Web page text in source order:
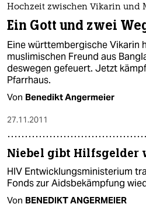
Hochzeit zwischen Vikarin und
Ein Gott und zwei
Eine württembergische Vikarin
muslimischen Freund aus
deswegen gefeuert. Jetzt
Pfarrhaus.
Von Benedikt Angermeier
27.11.2011
Niebel gibt Hilfsgelder
HIV Entwicklungsministerium
Fonds zur Aidsbekämpfung
Von BENEDIKT ANGERMEIER